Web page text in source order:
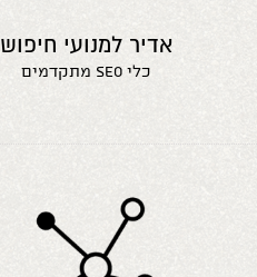
אדיר למנועי חיפוש
כלי seo מתקדמים